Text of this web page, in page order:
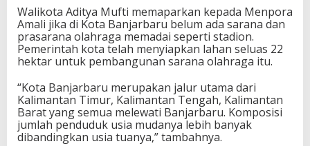
Walikota Aditya Mufti memaparkan kepada Menpora
Amali jika di Kota Banjarbaru belum ada sarana dan
prasarana olahraga memadai seperti stadion.
Pemerintah kota telah menyiapkan lahan seluas 22
hektar untuk pembangunan sarana olahraga itu.
“Kota Banjarbaru merupakan jalur utama dari
Kalimantan Timur, Kalimantan Tengah, Kalimantan
Barat yang semua melewati Banjarbaru. Komposisi
jumlah penduduk usia mudanya lebih banyak
dibandingkan usia tuanya,” tambahnya.